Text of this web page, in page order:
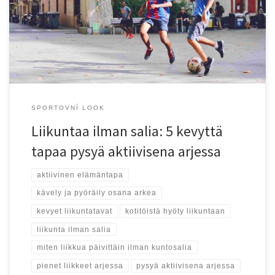
kuluu tietokoneen ääressä ja vapaa-aika valuu sosiaalisen median
tai suoratoistopalveluiden parissa, kehon luontainen tarve liikkua
jää helposti taka-alalle. Samaan aikaan yhä useampi ihminen
haluaa […]
SPORTOVNÍ LOOK
Liikuntaa ilman salia: 5 kevyttä
tapaa pysyä aktiivisena arjessa
aktiivinen elämäntapa
kävely ja pyöräily osana arkea
kevyet liikuntatavat kotitöistä hyöty liikuntaan
liikunta ilman salia
miten liikkua päivittäin ilman kuntosalia
pienet liikkeet arjessa pysyä aktiivisena arjessa